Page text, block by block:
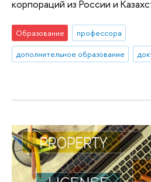
корпораций из России и
Образование
профессора
дополнительное образование